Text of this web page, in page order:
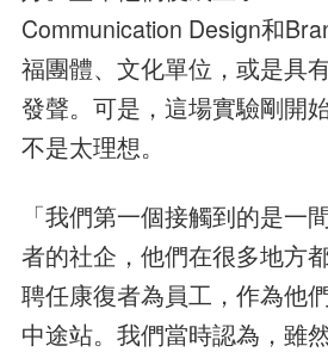
Communication Design和
福團體、文化單位，或是具
發聲。可是，這場實驗剛開
不是太理想。
「我們第一個接觸到的是一
者的社企，他們在很多地方
聘任康復者為員工，作為他
中途站。我們當時認為，雖